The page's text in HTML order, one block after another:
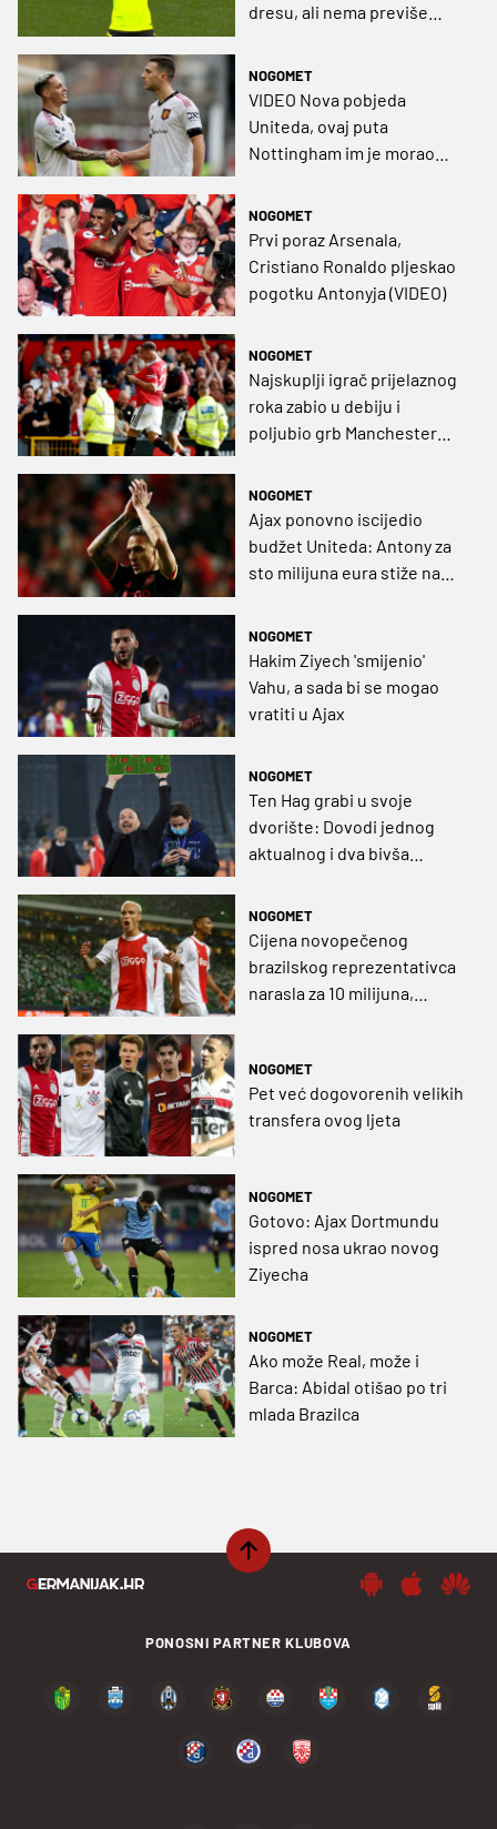
dresu, ali nema previše
NOGOMET
VIDEO Nova pobjeda
Uniteda, ovaj puta
Nottingham im je morao
NOGOMET
Prvi poraz Arsenala,
Cristiano Ronaldo pljeskao
pogotku Antonyja (VIDEO)
NOGOMET
Najskuplji igrač prijelaznog
roka zabio u debiju i
poljubio grb Manchester
NOGOMET
Ajax ponovno iscijedio
budžet Uniteda: Antony za
sto milijuna eura stiže na
NOGOMET
Hakim Ziyech 'smijenio'
Vahu, a sada bi se mogao
vratiti u Ajax
NOGOMET
Ten Hag grabi u svoje
dvorište: Dovodi jednog
aktualnog i dva bivša
NOGOMET
Cijena novopečenog
brazilskog reprezentativca
narasla za 10 milijuna,
NOGOMET
Pet već dogovorenih velikih
transfera ovog ljeta
NOGOMET
Gotovo: Ajax Dortmundu
ispred nosa ukrao novog
Ziyecha
NOGOMET
Ako može Real, može i
Barca: Abidal otišao po tri
mlada Brazilca
PONOSNI PARTNER KLUBOVA